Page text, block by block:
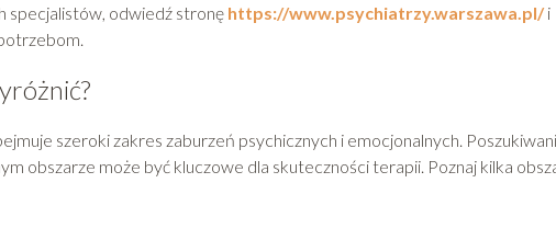
specjalistów, odwiedź stronę https://www.psychiatrzy.warszawa.pl/i
szeroki zakres zaburzeń psychicznych i emocjonalnych.
obszarze może być kluczowe dla skuteczności terapii. Poznaj kilka